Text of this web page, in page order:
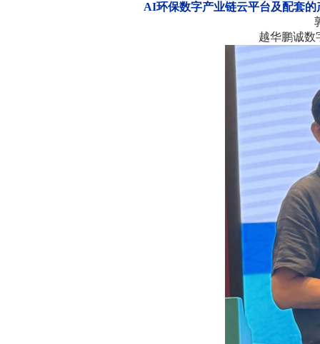
AI环保数字产业链云平台及配套的
越华鹏诚数